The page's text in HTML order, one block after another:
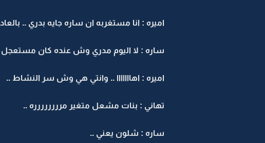
اميره : انا مستغربه ان ساره جايه بدري ..
ساره : لا اليوم مدري وش عنده كان مستعجل
اميره : اهااااااا .. وانتي هي وش سر النشاط ..
تهاني : بنات مشعل متغير مرررررررره ..
ساره : شلون يعني ..